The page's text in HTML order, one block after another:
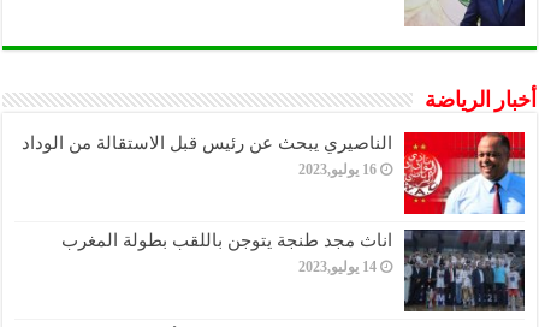
أخبار الرياضة
الناصيري يبحث عن رئيس قبل الاستقالة من الوداد
16 يوليو,2023
اناث مجد طنجة يتوجن باللقب بطولة المغرب
14 يوليو,2023